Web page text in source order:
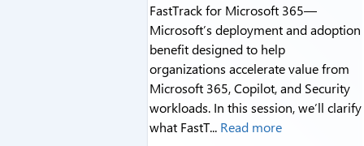
FastTrack for Microsoft 365—
Microsoft’s deployment and adoption
benefit designed to help
organizations accelerate value from
Microsoft 365, Copilot, and Security
workloads. In this session, we’ll clarify
what FastT... Read more